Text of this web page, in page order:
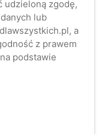
udzieloną zgodę,
lub
a
z prawem
podstawie